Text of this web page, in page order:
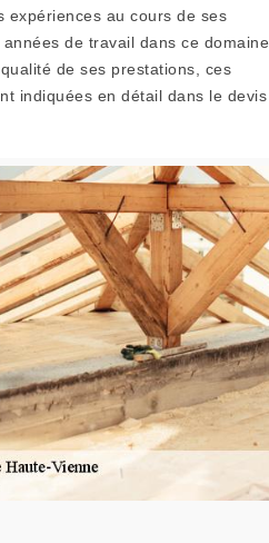
expériences au cours de ses
de travail dans ce domaine.
de ses prestations, ces
indiquées en détail dans le devis